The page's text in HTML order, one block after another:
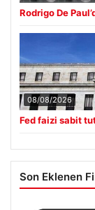
Rodrigo De
08/08/2026
Fed faizi sabit
Son Eklenen